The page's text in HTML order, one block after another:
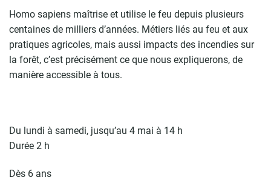
Homo sapiens maîtrise et utilise le feu depuis plusieurs
centaines de milliers d’années. Métiers liés au feu et aux
pratiques agricoles, mais aussi impacts des incendies sur
la forêt, c’est précisément ce que nous expliquerons, de
manière accessible à tous.
Du lundi à samedi, jusqu’au 4 mai à 14 h
Durée 2 h
Dès 6 ans